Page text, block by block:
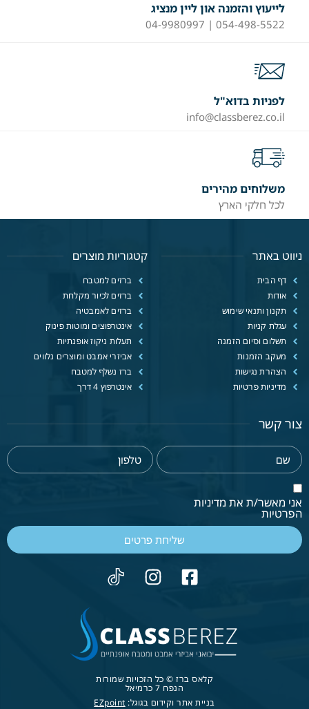
לייעוץ והזמנה און ליין מנציג
054-498-5522 | 04-9980997
לפניות בדוא"ל
info@classberez.co.il
משלוחים מהירים
לכל חלקי הארץ
ניווט באתר
דף הבית
אודות
תקנון ותנאי שימוש
עגלת קניות
תשלום וסיום הזמנה
מעקב הזמנות
הצהרת נגישות
מדיניות פרטיות
קטגוריות מוצרים
ברזים למטבח
ברזים לכיור מקלחת
ברזים לאמבטיה
אינטרפוצים ומוטות פינוק
תעלות ניקוז אופנתיות
אביזרי אמבט ומוצרים נלווים
ברז נשלף למטבח
אינטרפוץ 4 דרך
צור קשר
אני מאשר/ת את מדיניות
הפרטיות
שליחת פרטים
קלאס ברז © כל הזכויות שמורות
הנפח 7 כרמיאל
בניית אתר וקידום בגוגל: EZpoint